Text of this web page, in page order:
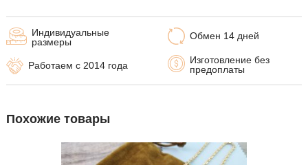
Обмен 14 дней
Изготовление без
предоплаты
Индивидуальные
размеры
Работаем с 2014 года
Похожие товары